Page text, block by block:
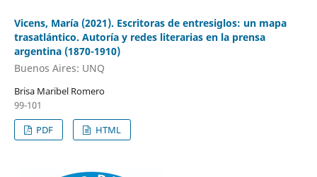
Vicens, María (2021). Escritoras de entresiglos: un mapa
trasatlántico. Autoría y redes literarias en la prensa
argentina (1870-1910)
Buenos Aires: UNQ
Brisa Maribel Romero
99-101
PDF
HTML